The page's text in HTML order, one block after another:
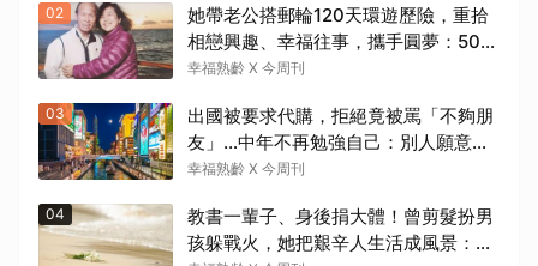
02
她帶老公搭郵輪120天環遊歷險，重拾
相戀興趣、幸福往事，攜手圓夢：50
後，要當懂生活演員！
幸福熟齡 X 今周刊
03
出國被要求代購，拒絕竟被罵「不夠朋
友」…中年不再勉強自己：別人願意幫
忙是情分，不是本分
幸福熟齡 X 今周刊
04
教書一輩子、身後捐大體！曾剪髮扮男
孩躲戰火，她把艱辛人生活成風景：生